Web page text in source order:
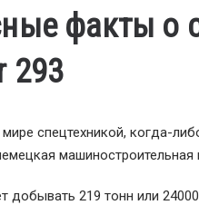
факты о
293
спецтехникой, когда-
добывать 219 тонн или